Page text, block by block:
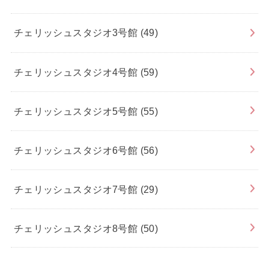
チェリッシュスタジオ3号館 (49)
チェリッシュスタジオ4号館 (59)
チェリッシュスタジオ5号館 (55)
チェリッシュスタジオ6号館 (56)
チェリッシュスタジオ7号館 (29)
チェリッシュスタジオ8号館 (50)